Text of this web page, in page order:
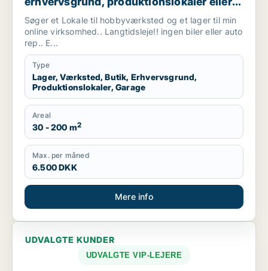
garage til leje i Vallensbæk, Ishøj eller
Sorø m.fl.
Søger et Lokale til hobbyværksted og et lager til min
online virksomhed.. Langtidsleje!! ingen biler eller auto
rep.. E...
Type
Lager, Værksted, Butik, Erhvervsgrund,
Produktionslokaler, Garage
Areal
30 - 200 m2
Max. per måned
6.500 DKK
Mere info
UDVALGTE KUNDER
UDVALGTE VIP-LEJERE